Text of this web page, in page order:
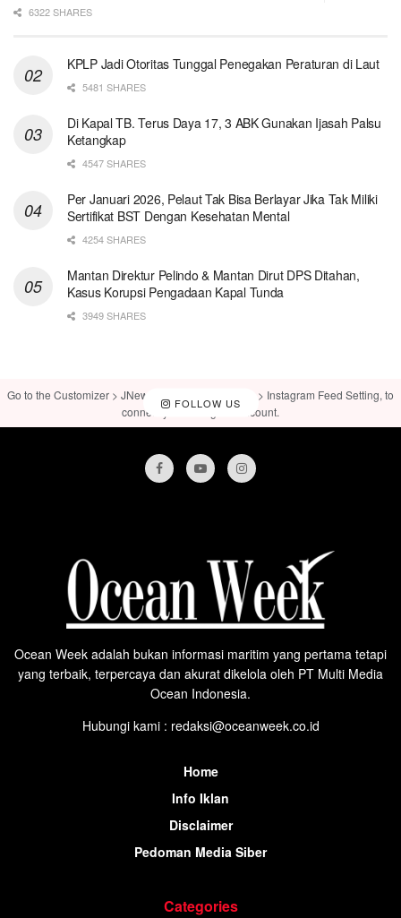
6322 SHARES
KPLP Jadi Otoritas Tunggal Penegakan Peraturan di Laut
5481 SHARES
Di Kapal TB. Terus Daya 17, 3 ABK Gunakan Ijasah Palsu
Ketangkap
4547 SHARES
Per Januari 2026, Pelaut Tak Bisa Berlayar Jika Tak Miliki
Sertifikat BST Dengan Kesehatan Mental
4254 SHARES
Mantan Direktur Pelindo & Mantan Dirut DPS Ditahan,
Kasus Korupsi Pengadaan Kapal Tunda
3949 SHARES
FOLLOW US
Go to the Customizer > JNews : Social, Like & View > Instagram Feed Setting, to
connect your Instagram account.
Ocean Week adalah bukan informasi maritim yang pertama tetapi
yang terbaik, terpercaya dan akurat dikelola oleh PT Multi Media
Ocean Indonesia.
Hubungi kami : redaksi@oceanweek.co.id
Home
Info Iklan
Disclaimer
Pedoman Media Siber
Categories